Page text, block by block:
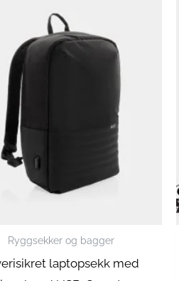
Ryggsekker og bagger
laptopsekk med